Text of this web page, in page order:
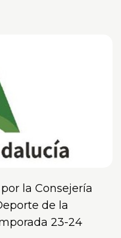
la Consejería
de la
23-24